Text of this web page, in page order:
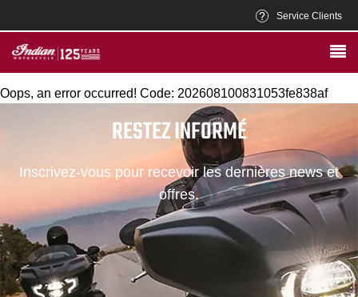
Service Clients
Oops, an error occurred! Code: 202608100831053fe838af
RESTEZ INFORMÉ
Inscrivez-vous pour recevoir les dernières news et
offres.